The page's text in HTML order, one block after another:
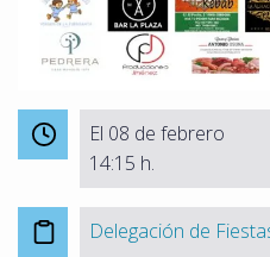
El 08 de febrero
14:15 h.
Delegación de